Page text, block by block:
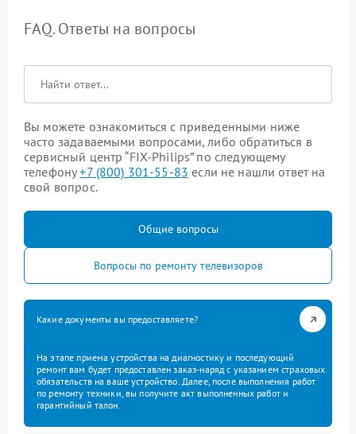
FAQ. Ответы на вопросы
Вы можете ознакомиться с приведенными ниже
часто задаваемыми вопросами, либо обратиться в
сервисный центр “FIX-Philips” по следующему
телефону+7 (800) 301-55-83 если не нашли ответ на
свой вопрос.
Общие вопросы
Вопросы по ремонту телевизоров
Какие документы вы предоставляете?
На этапе приема устройства на диагностику и последующий
ремонт вам будет предоставлен заказ-наряд с указанием страховых
обязательств на ваше устройство. Далее, после выполнения работ
по ремонту техники, вы получите акт выполненных работ и
гарантийный талон.